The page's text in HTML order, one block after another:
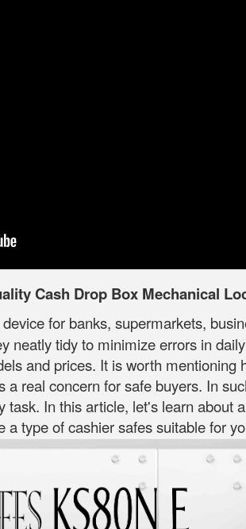
Cash Drop Box Mechanical
for banks, supermarkets,
neatly tidy to minimize errors in
and prices. It is worth
a real concern for safe buyers. In
task. In this article, let's learn
a type of cashier safes suitable for